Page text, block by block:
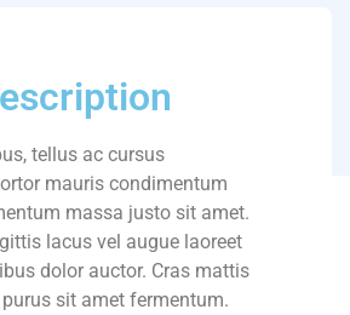
tellus ac cursus
mauris condimentum
massa justo sit amet.
lacus vel augue laoreet
dolor auctor. Cras mattis
sit amet fermentum.